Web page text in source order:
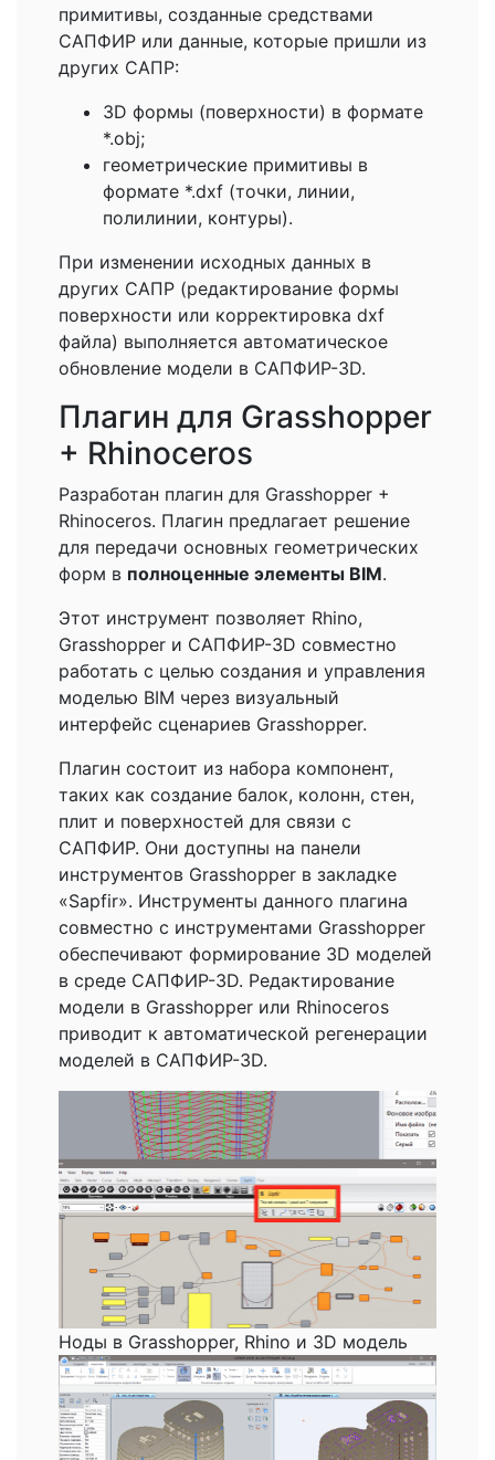
примитивы, созданные средствами
САПФИР или данные, которые пришли из
других САПР:
3D формы (поверхности) в формате
*.obj;
геометрические примитивы в
формате *.dxf (точки, линии,
полилинии, контуры).
При изменении исходных данных в
других САПР (редактирование формы
поверхности или корректировка dxf
файла) выполняется автоматическое
обновление модели в САПФИР-3D.
Плагин для Grasshopper
+ Rhinoceros
Разработан плагин для Grasshopper +
Rhinoceros. Плагин предлагает решение
для передачи основных геометрических
форм в полноценные элементы BIM.
Этот инструмент позволяет Rhino,
Grasshopper и САПФИР-3D совместно
работать с целью создания и управления
моделью BIM через визуальный
интерфейс сценариев Grasshopper.
Плагин состоит из набора компонент,
таких как создание балок, колонн, стен,
плит и поверхностей для связи с
САПФИР. Они доступны на панели
инструментов Grasshopper в закладке
«Sapfir». Инструменты данного плагина
совместно с инструментами Grasshopper
обеспечивают формирование 3D моделей
в среде САПФИР-3D. Редактирование
модели в Grasshopper или Rhinoceros
приводит к автоматической регенерации
моделей в САПФИР-3D.
Ноды в Grasshopper, Rhino и 3D модель